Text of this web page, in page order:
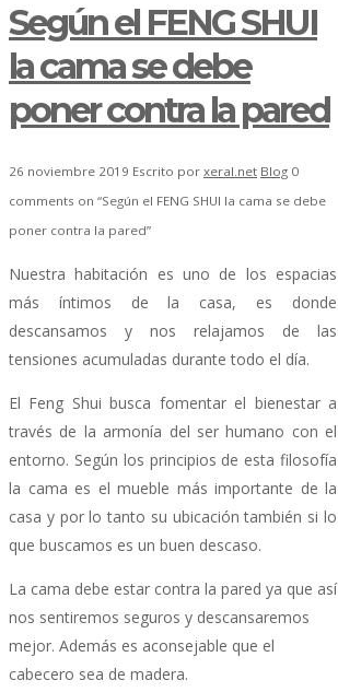
Según el FENG SHUI
la cama se debe
poner contra la pared
26 noviembre 2019 Escrito por xeral.net Blog 0
comments on “Según el FENG SHUI la cama se debe
poner contra la pared”
Nuestra habitación es uno de los espacias
más íntimos de la casa, es donde
descansamos y nos relajamos de las
tensiones acumuladas durante todo el día.
El Feng Shui busca fomentar el bienestar a
través de la armonía del ser humano con el
entorno. Según los principios de esta filosofía
la cama es el mueble más importante de la
casa y por lo tanto su ubicación también si lo
que buscamos es un buen descaso.
La cama debe estar contra la pared ya que así
nos sentiremos seguros y descansaremos
mejor. Además es aconsejable que el
cabecero sea de madera.